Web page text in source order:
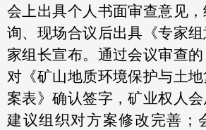
会上出具个人书面审查意见
询、现场合议后出具《专家
家组长宣布。通过会议审查
对《矿山地质环境保护与土
案表》确认签字，矿业权人
建议组织对方案修改完善；